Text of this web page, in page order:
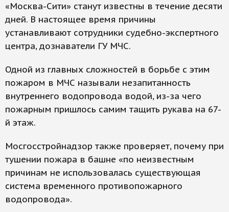
«Москва-Сити» станут известны в течение десяти
дней. В настоящее время причины
устанавливают сотрудники судебно-экспертного
центра, дознаватели ГУ МЧС.
Одной из главных сложностей в борьбе с этим
пожаром в МЧС называли незапитанность
внутреннего водопровода водой, из-за чего
пожарным пришлось самим тащить рукава на 67-
й этаж.
Мосгосстройнадзор также проверяет, почему при
тушении пожара в башне «по неизвестным
причинам не использовалась существующая
система временного противопожарного
водопровода».